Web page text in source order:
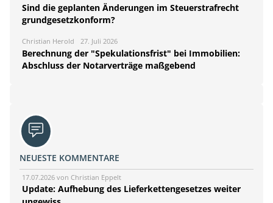
Sind die geplanten Änderungen im Steuerstrafrecht
grundgesetzkonform?
Christian Herold 27. Juli 2026
Berechnung der "Spekulationsfrist" bei Immobilien:
Abschluss der Notarverträge maßgebend
NEUESTE KOMMENTARE
17.07.2026 von Christian Eppelt
Update: Aufhebung des Lieferkettengesetzes weiter